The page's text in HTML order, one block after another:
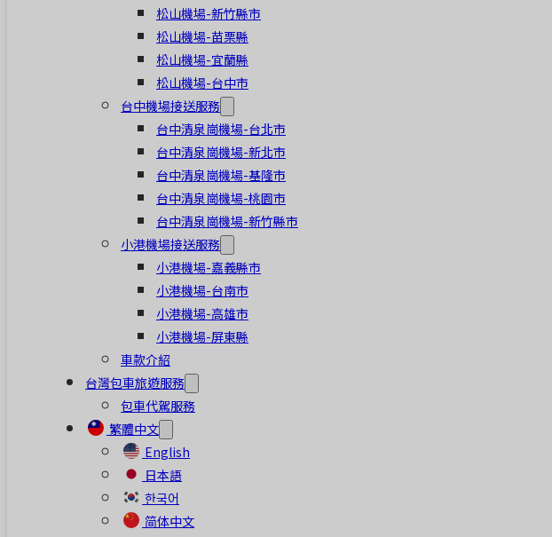
松山機場-新竹縣市
松山機場-苗栗縣
松山機場-宜蘭縣
松山機場-台中市
台中機場接送服務
台中清泉崗機場-台北市
台中清泉崗機場-新北市
台中清泉崗機場-基隆市
台中清泉崗機場-桃園市
台中清泉崗機場-新竹縣市
小港機場接送服務
小港機場-嘉義縣市
小港機場-台南市
小港機場-高雄市
小港機場-屏東縣
車款介紹
台灣包車旅遊服務
包車代駕服務
繁體中文
English
日本語
한국어
简体中文